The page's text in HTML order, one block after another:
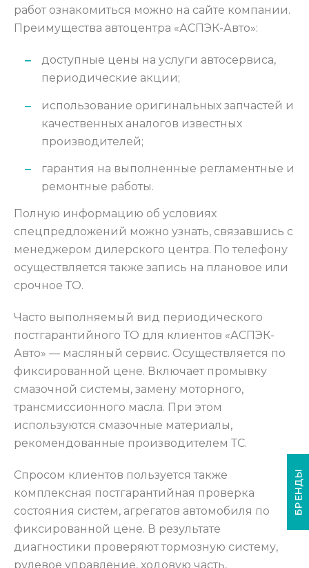
работ ознакомиться можно на сайте компании.
Преимущества автоцентра «АСПЭК-Авто»:
доступные цены на услуги автосервиса,
периодические акции;
использование оригинальных запчастей и
качественных аналогов известных
производителей;
гарантия на выполненные регламентные и
ремонтные работы.
Полную информацию об условиях
спецпредложений можно узнать, связавшись с
менеджером дилерского центра. По телефону
осуществляется также запись на плановое или
срочное ТО.
Часто выполняемый вид периодического
постгарантийного ТО для клиентов «АСПЭК-
Авто» — масляный сервис. Осуществляется по
фиксированной цене. Включает промывку
смазочной системы, замену моторного,
трансмиссионного масла. При этом
используются смазочные материалы,
рекомендованные производителем ТС.
Спросом клиентов пользуется также
комплексная постгарантийная проверка
состояния систем, агрегатов автомобиля по
фиксированной цене. В результате
диагностики проверяют тормозную систему,
рулевое управление, ходовую часть,
БРЕНДЫ